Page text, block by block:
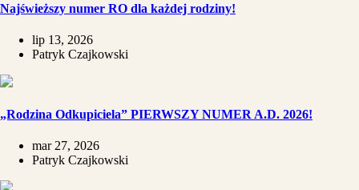
Najświeższy numer RO dla każdej rodziny!
lip 13, 2026
Patryk Czajkowski
„Rodzina Odkupiciela” PIERWSZY NUMER A.D. 2026!
mar 27, 2026
Patryk Czajkowski